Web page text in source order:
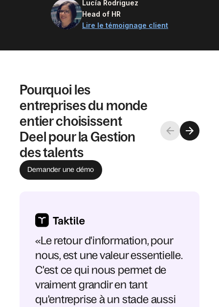
Lucía Rodriguez
Head of HR
Lire le témoignage client
Pourquoi les
entreprises du monde
entier choisissent
Deel pour la Gestion
des talents
Demander une démo
«Le retour d'information, pour
nous, est une valeur essentielle.
C'est ce qui nous permet de
vraiment grandir en tant
qu'entreprise à un stade aussi